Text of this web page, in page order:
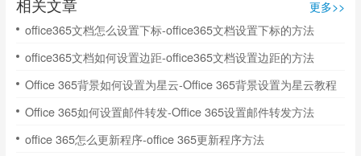
更多>>
office365文档怎么设置下标-office365文档设置下标的方法
office365文档如何设置边距-office365文档设置边距的方法
Office 365背景如何设置为星云-Office 365背景设置为星云教程
Office 365如何设置邮件转发-Office 365设置邮件转发方法
office 365怎么更新程序-office 365更新程序方法